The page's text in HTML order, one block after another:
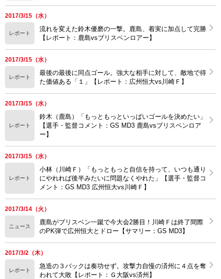
2017/3/15（水）
レポート
流れを変えた鈴木優磨の一撃。鹿島、着実に加点して完勝
【レポート：鹿島vsブリスベンロアー】
2017/3/15（水）
レポート
最後の最後に同点ゴール。強大な相手に対して、敵地で得
た価値ある「１」【レポート：広州恒大vs川崎Ｆ】
2017/3/15（水）
レポート
鈴木（鹿島）「もっともっといっぱいゴールを決めたい」
【選手・監督コメント：GS MD3 鹿島vsブリスベンロア
ー】
2017/3/15（水）
レポート
小林（川崎Ｆ）「もっともっと自信を持って、いつも通り
にやれれば後半みたいに問題なくやれた」【選手・監督コ
メント：GS MD3 広州恒大vs川崎Ｆ】
2017/3/14（火）
ニュース
鹿島がブリスベン一蹴で今大会2勝目！川崎Ｆは終了間際
のPK弾で広州恒大とドロー【サマリー：GS MD3】
2017/3/2（木）
レポート
急造の３バックは奏功せず。攻撃力自慢の済州に４点を奪
われて大敗【レポート：Ｇ大阪vs済州】